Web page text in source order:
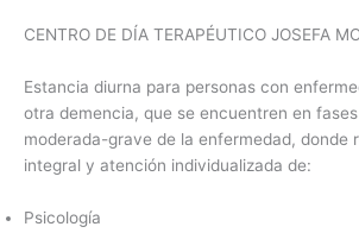
CENTRO DE DÍA TERAPÉUTICO JOSEFA
Estancia diurna para personas con
otra demencia, que se encuentren en
moderada-grave de la enfermedad, donde
integral y atención individualizada de:
Psicología